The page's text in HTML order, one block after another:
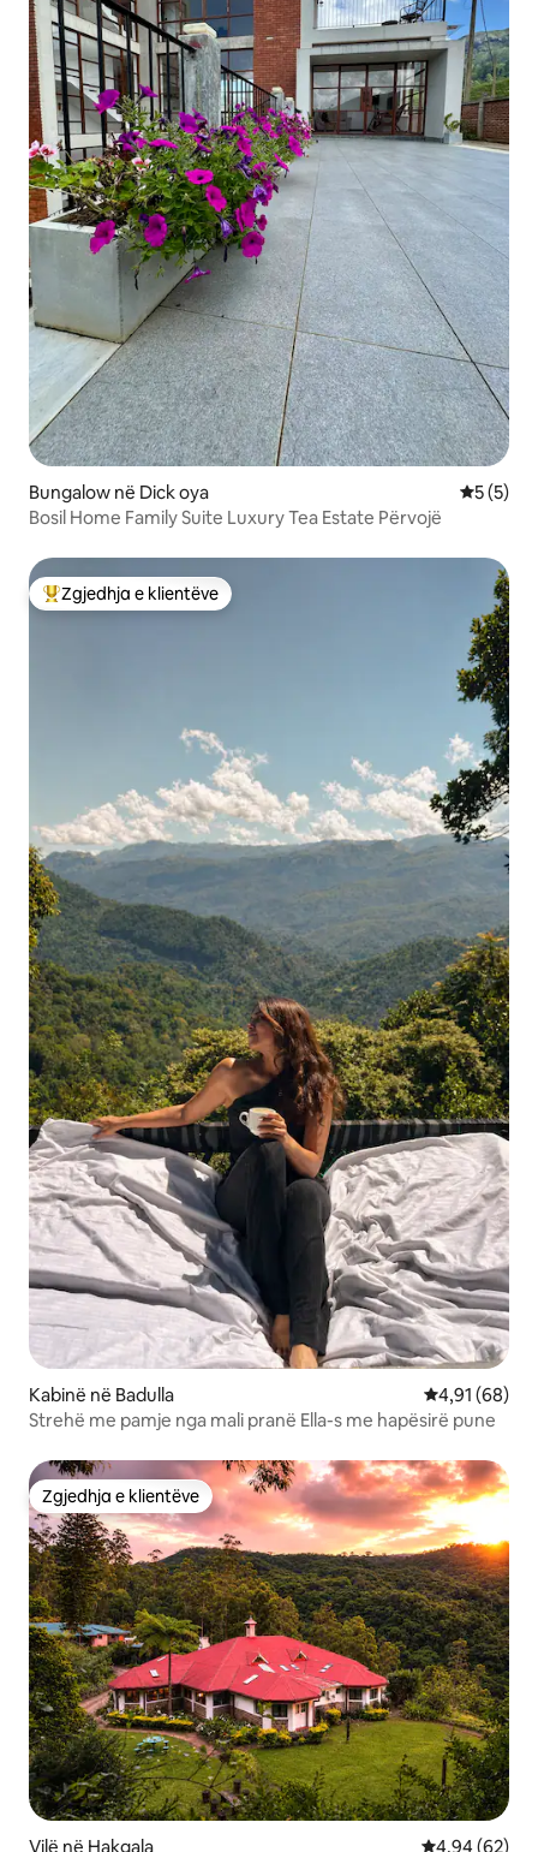
Bungalow në Dick oya
5 (5)
Bosil Home Family Suite Luxury Tea Estate Përvojë
Më të mirat e zgjedhjeve të klientëve
Zgjedhja e klientëve
Kabinë në Badulla Vlerësimi
4,91 (68)
Strehë me pamje nga mali pranë Ella-s me hapësirë pune
Zgjedhja e klientëve
Zgjedhja e klientëve
Vilë në Hakgala Vlerësimi
4,94 (62)